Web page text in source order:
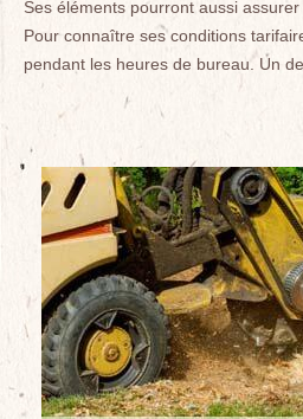
Ses éléments pourront aussi
Pour connaître ses conditions
pendant les heures de bureau. Un